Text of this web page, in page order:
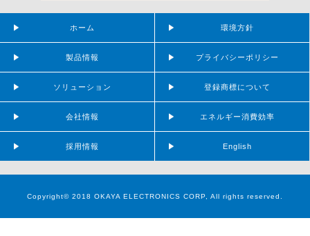
ホーム
製品情報
ソリューション
会社情報
採用情報
環境方針
プライバシーポリシー
登録商標について
エネルギー消費効率
English
Copyright© 2018 OKAYA ELECTRONICS CORP, All rights reserved.